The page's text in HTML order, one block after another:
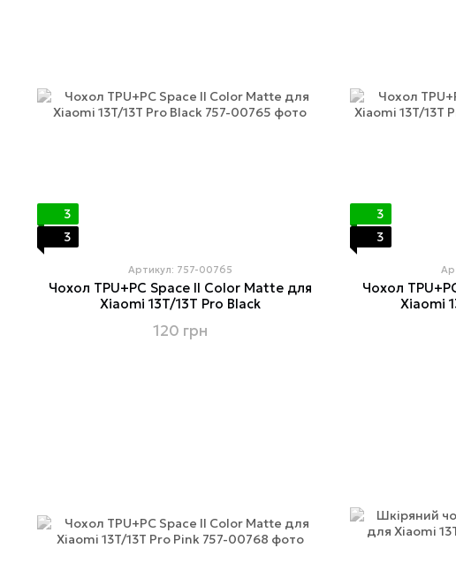
3
3
Артикул: 757-00765
Чохол TPU+PC Space II Color Matte для
Xiaomi 13T/13T Pro Black
120 грн
3
3
Чохол
Xiaomi